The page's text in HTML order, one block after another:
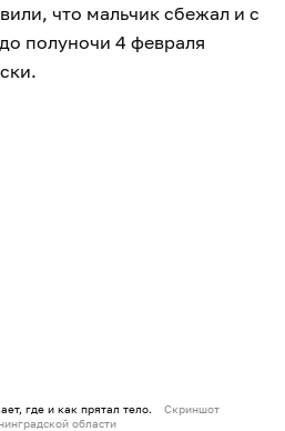
что мальчик сбежал и с
полуночи 4 февраля
где и как прятал тело.
Скриншот
области